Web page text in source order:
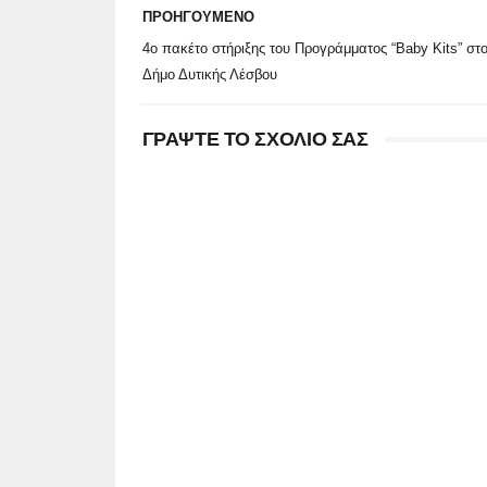
ΠΡΟΗΓΟΥΜΕΝΟ
4o πακέτο στήριξης του Προγράμματος “Baby Kits” στο
Δήμο Δυτικής Λέσβου
ΓΡΑΨΤΕ ΤΟ ΣΧΟΛΙΟ ΣΑΣ